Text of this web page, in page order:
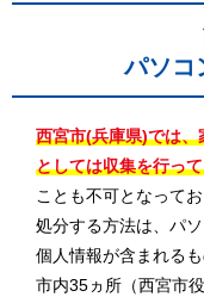
パソコ
西宮市(兵庫県)では
としては収集を行っ
ことも不可となってお
処分する方法は、パ
個人情報が含まれる
市内35ヵ所（西宮市